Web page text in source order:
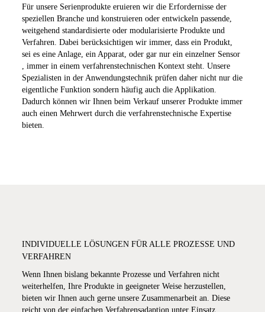
Für unsere Serienprodukte eruieren wir die Erfordernisse der
speziellen Branche und konstruieren oder entwickeln passende,
weitgehend standardisierte oder modularisierte Produkte und
Verfahren. Dabei berücksichtigen wir immer, dass ein Produkt,
sei es eine Anlage, ein Apparat, oder gar nur ein einzelner Sensor
, immer in einem verfahrenstechnischen Kontext steht. Unsere
Spezialisten in der Anwendungstechnik prüfen daher nicht nur die
eigentliche Funktion sondern häufig auch die Applikation.
Dadurch können wir Ihnen beim Verkauf unserer Produkte immer
auch einen Mehrwert durch die verfahrenstechnische Expertise
bieten.
INDIVIDUELLE LÖSUNGEN FÜR ALLE PROZESSE UND
VERFAHREN
Wenn Ihnen bislang bekannte Prozesse und Verfahren nicht
weiterhelfen, Ihre Produkte in geeigneter Weise herzustellen,
bieten wir Ihnen auch gerne unsere Zusammenarbeit an. Diese
reicht von der einfachen Verfahrensadaption unter Einsatz